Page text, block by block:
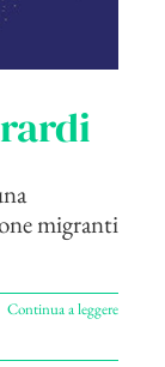
migranti
Continua a leggere